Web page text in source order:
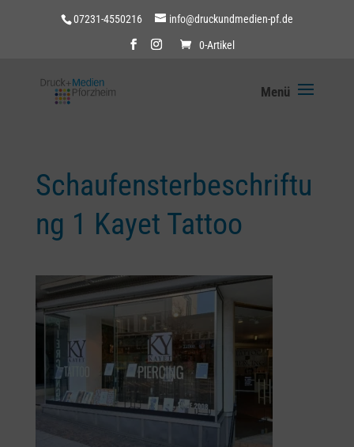
07231-4550216 info@druckundmedien-pf.de
0-Artikel
Schaufensterbeschriftu
ng 1 Kayet Tattoo